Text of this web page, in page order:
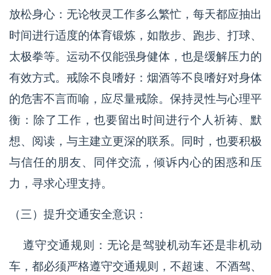
放松身心：无论牧灵工作多么繁忙，每天都应抽出
时间进行适度的体育锻炼，如散步、跑步、打球、
太极拳等。运动不仅能强身健体，也是缓解压力的
有效方式。戒除不良嗜好：烟酒等不良嗜好对身体
的危害不言而喻，应尽量戒除。保持灵性与心理平
衡：除了工作，也要留出时间进行个人祈祷、默
想、阅读，与主建立更深的联系。同时，也要积极
与信任的朋友、同伴交流，倾诉内心的困惑和压
力，寻求心理支持。
（三）提升交通安全意识：
遵守交通规则：无论是驾驶机动车还是非机动
车，都必须严格遵守交通规则，不超速、不酒驾、